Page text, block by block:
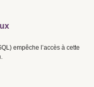
empêche l’accès à cette